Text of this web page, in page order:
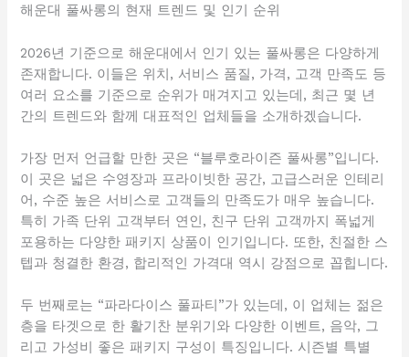
해운대 풀싸롱의 현재 트렌드 및 인기 순위
2026년 기준으로 해운대에서 인기 있는 풀싸롱은 다양하게
존재합니다. 이들은 위치, 서비스 품질, 가격, 고객 만족도 등
여러 요소를 기준으로 순위가 매겨지고 있는데, 최근 몇 년
간의 트렌드와 함께 대표적인 업체들을 소개하겠습니다.
가장 먼저 언급할 만한 곳은 “블루호라이즌 풀싸롱”입니다.
이 곳은 넓은 수영장과 프라이빗한 공간, 고급스러운 인테리
어, 수준 높은 서비스로 고객들의 만족도가 매우 높습니다.
특히 가족 단위 고객부터 연인, 친구 단위 고객까지 폭넓게
포용하는 다양한 패키지 상품이 인기입니다. 또한, 친절한 스
텝과 청결한 환경, 합리적인 가격대 역시 강점으로 꼽힙니다.
두 번째로는 “파라다이스 풀파티”가 있는데, 이 업체는 젊은
층을 타겟으로 한 활기찬 분위기와 다양한 이벤트, 음악, 그
리고 가성비 좋은 패키지 구성이 특징입니다. 시즌별 특별